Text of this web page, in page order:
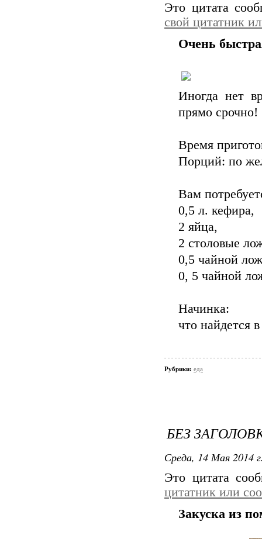
Это цитата
свой цитатник
Очень
Иногда нет
прямо срочно!
Время
Порций: по
Вам
0,5 л. кефира,
2 яйца,
2 столовые
0,5 чайной
0, 5 чайной
Начинка:
что найдется
Рубрики: еда
БЕЗ
Среда, 14 Мая 2014
Это цитата
цитатник или
Закуска из